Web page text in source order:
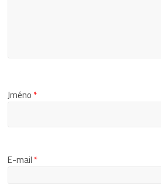
Jméno *
E-mail *